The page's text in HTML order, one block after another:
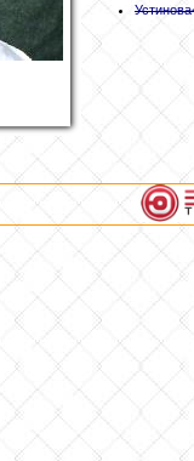
Устинова